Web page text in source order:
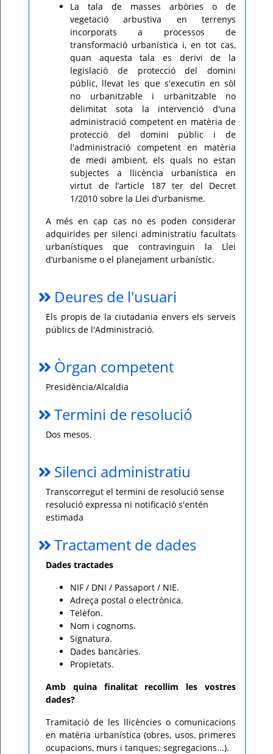
La tala de masses arbòries o de
vegetació arbustiva en terrenys
incorporats a processos de
transformació urbanística i, en tot cas,
quan aquesta tala es derivi de la
legislació de protecció del domini
públic, llevat les que s'executin en sòl
no urbanitzable i urbanitzable no
delimitat sota la intervenció d'una
administració competent en matèria de
protecció del domini públic i de
l'administració competent en matèria
de medi ambient, els quals no estan
subjectes a llicència urbanística en
virtut de l’article 187 ter del Decret
1/2010 sobre la Llei d’urbanisme.
A més en cap cas no es poden considerar
adquirides per silenci administratiu facultats
urbanístiques que contravinguin la Llei
d’urbanisme o el planejament urbanístic.
Deures de l'usuari
Els propis de la ciutadania envers els serveis
públics de l'Administració.
Òrgan competent
Presidència/Alcaldia
Termini de resolució
Dos mesos.
Silenci administratiu
Transcorregut el termini de resolució sense
resolució expressa ni notificació s'entén
estimada
Tractament de dades
Dades tractades
NIF / DNI / Passaport / NIE.
Adreça postal o electrònica.
Telèfon.
Nom i cognoms.
Signatura.
Dades bancàries.
Propietats.
Amb quina finalitat recollim les vostres
dades?
Tramitació de les llicències o comunicacions
en matèria urbanística (obres, usos, primeres
ocupacions, murs i tanques; segregacions...).